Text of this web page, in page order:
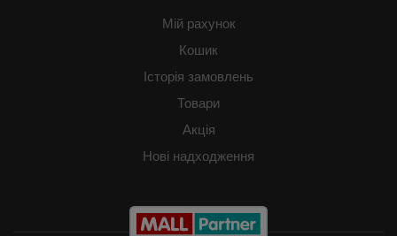
Мій рахунок
Кошик
Історія замовлень
Товари
Акція
Нові надходження